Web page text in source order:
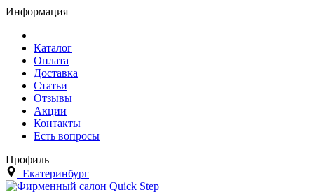
Информация
Каталог
Оплата
Доставка
Статьи
Отзывы
Акции
Контакты
Есть вопросы
Профиль
Екатеринбург